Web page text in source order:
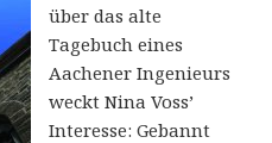
über das alte
Tagebuch eines
Aachener Ingenieurs
weckt Nina Voss’
Interesse: Gebannt